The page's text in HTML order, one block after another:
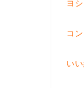
ヨ
コ
い